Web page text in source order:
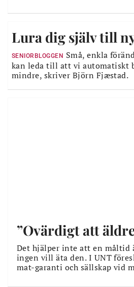
Lura dig själv till
SENIORBLOGGEN Små, enkla
kan leda till att vi automatiskt
mindre, skriver Björn Fjæstad.
”Ovärdigt att
Det hjälper inte att en måltid
ingen vill äta den. I UNT
mat-garanti och sällskap vid